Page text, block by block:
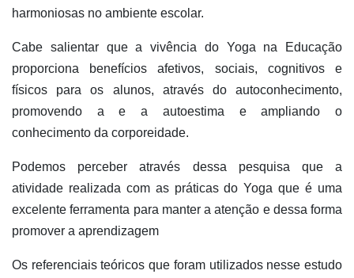
harmoniosas no ambiente escolar.
Cabe salientar que a vivência do Yoga na Educação
proporciona benefícios afetivos, sociais, cognitivos e
físicos para os alunos, através do autoconhecimento,
promovendo a e a autoestima e ampliando o
conhecimento da corporeidade.
Podemos perceber através dessa pesquisa que a
atividade realizada com as práticas do Yoga que é uma
excelente ferramenta para manter a atenção e dessa forma
promover a aprendizagem
Os referenciais teóricos que foram utilizados nesse estudo